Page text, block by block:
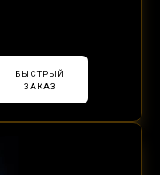
БЫСТРЫЙ
ЗАКАЗ